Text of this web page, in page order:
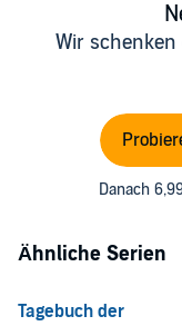
Wir schenken
Danach
Ähnliche Serien
Tagebuch der